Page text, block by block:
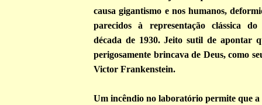
causa gigantismo e nos humanos,
parecidos à representação clássica
década de 1930. Jeito sutil de apontar
perigosamente brincava de Deus, como
Victor Frankenstein.
Um incêndio no laboratório permite que